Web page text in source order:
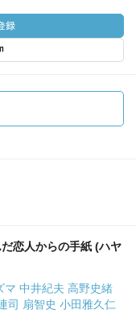
恋人からの手紙 (ハヤ
マ 中井紀夫 高野史緒
司 扇智史 小田雅久仁